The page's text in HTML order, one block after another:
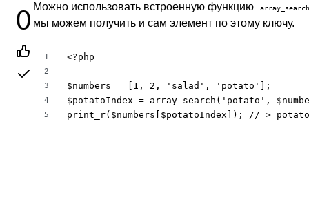
0 Можно использовать встроенную функцию
мы можем получить и сам элемент по этому ключу.
1
2
3
4
5
<?php
$numbers = [1, 2, 'salad', 'potato'];
$potatoIndex = array_search('potato',
print_r($numbers[$potatoIndex]); //=> potato